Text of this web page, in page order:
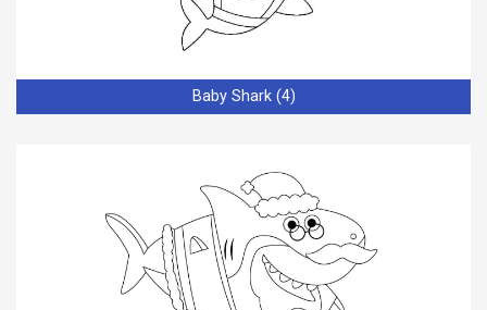
Baby Shark (4)